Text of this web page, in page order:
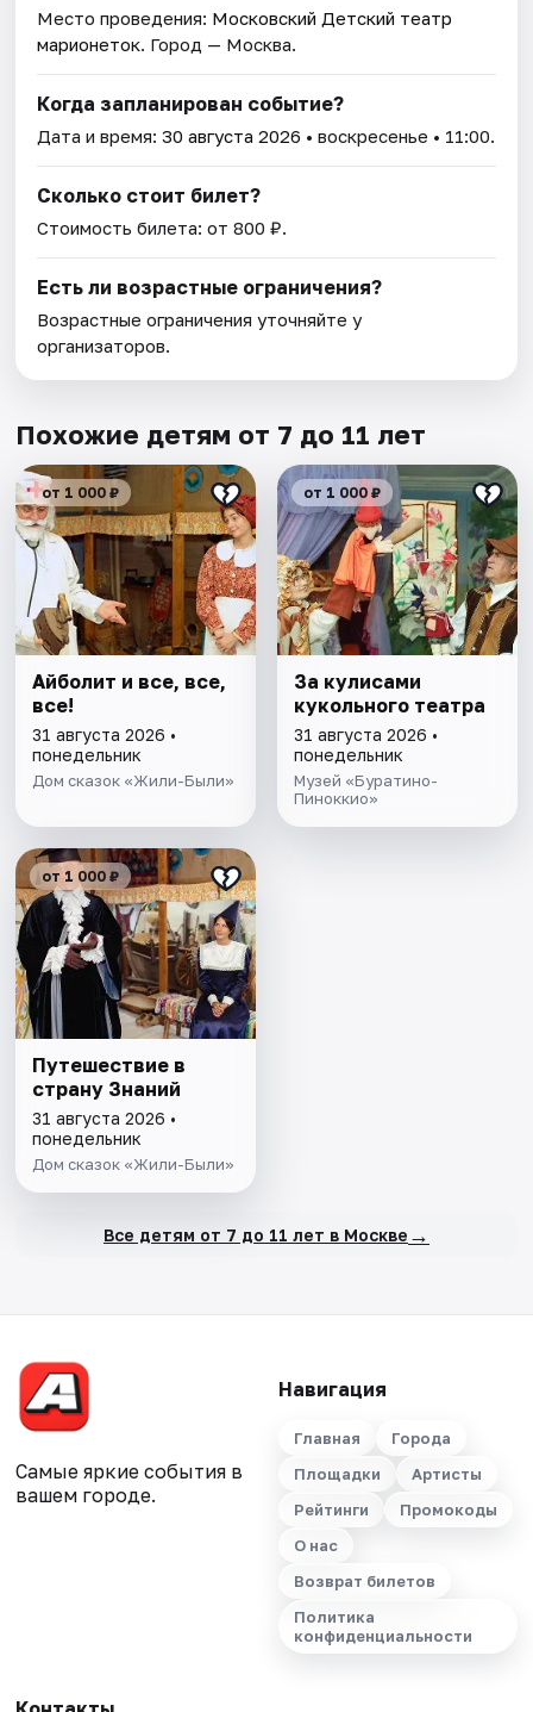
Место проведения: Московский Детский театр
марионеток. Город — Москва.
Когда запланирован событие?
Дата и время:30 августа 2026 • воскресенье • 11:00.
Сколько стоит билет?
Стоимость билета: от 800 ₽.
Есть ли возрастные ограничения?
Возрастные ограничения уточняйте у
организаторов.
Похожие детям от 7 до 11 лет
от 1 000 ₽
Айболит и все, все,
все!
31 августа 2026 •
понедельник
Дом сказок «Жили-Были»
от 1 000 ₽
За кулисами
кукольного театра
31 августа 2026 •
понедельник
Музей «Буратино-
Пиноккио»
от 1 000 ₽
Путешествие в
страну Знаний
31 августа 2026 •
понедельник
Дом сказок «Жили-Были»
Все детям от 7 до 11 лет в Москве →
Самые яркие события в
вашем городе.
Навигация
Главная
Города
Площадки
Артисты
Рейтинги
Промокоды
О нас
Возврат билетов
Политика
конфиденциальности